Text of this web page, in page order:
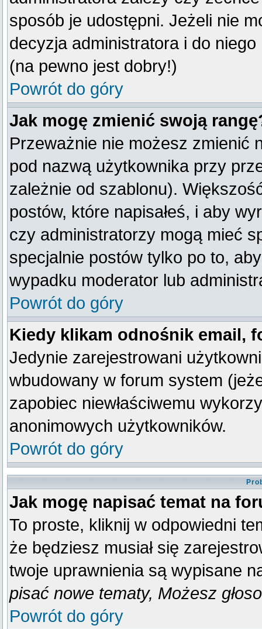
sposób je udostępni. Jeżeli nie
decyzja administratora i do
(na pewno jest dobry!)
Powrót do góry
Jak mogę zmienić swoją
Przeważnie nie możesz zmienić
pod nazwą użytkownika przy
zależnie od szablonu).
postów, które napisałeś, i aby
czy administratorzy mogą mieć
specjalnie postów tylko po to,
wypadku moderator lub
Powrót do góry
Kiedy klikam odnośnik email,
Jedynie zarejestrowani
wbudowany w forum system
zapobiec niewłaściwemu
anonimowych użytkowników.
Powrót do góry
Jak mogę napisać temat na
To proste, kliknij w odpowiedni
że będziesz musiał się
twoje uprawnienia są wypisane
pisać nowe tematy, Możesz
Powrót do góry